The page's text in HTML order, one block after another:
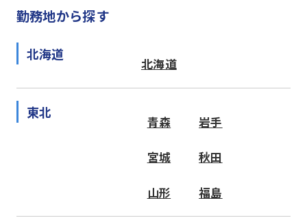
勤務地から探す
北海道
北海道
東北
青森 岩手
宮城 秋田
山形 福島